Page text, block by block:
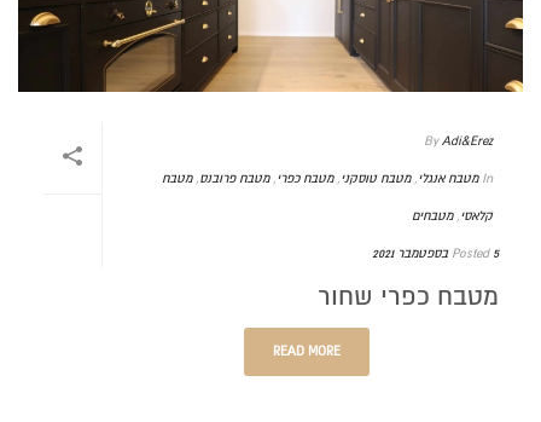
By Adi&Erez
In מטבח אנגלי ,מטבח טוסקני ,מטבח כפרי ,מטבח פרובנס ,מטבח
קלאסי ,מטבחים
Posted 5 בספטמבר 2021
מטבח כפרי שחור
READ MORE